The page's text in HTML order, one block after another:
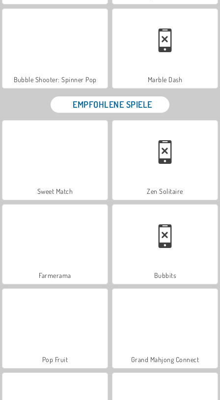
Bubble Shooter: Spinner Pop Marble Dash
EMPFOHLENE SPIELE
Sweet Match Zen Solitaire
Farmerama Bubbits
Pop Fruit Grand Mahjong Connect